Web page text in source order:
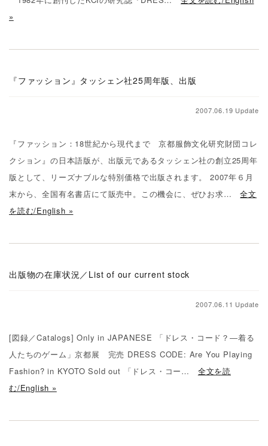
»
『ファッション』タッシェン社25周年版、出版
2007.06.19 Update
『ファッション：18世紀から現代まで 京都服飾文化研究財団コレ
クション』の日本語版が、出版元であるタッシェン社の創立25周年
版として、リーズナブルな特別価格で出版されます。 2007年６月
末から、全国有名書店にて販売中。この機会に、ぜひお求…全文
を読む/English »
出版物の在庫状況／List of our current stock
2007.06.11 Update
[図録／Catalogs] Only in JAPANESE 「ドレス・コード？―着る
人たちのゲーム」京都展 完売 DRESS CODE: Are You Playing
Fashion? in KYOTO Sold out 「ドレス・コー… 全文を読
む/English »